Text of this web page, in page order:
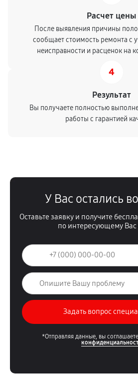
Замена кулера видеокарты
390 от 90
Замена разъема видеокарты
от 70 мин
Замена медных трубок
520 от 40
Расчет цены
После выявления причины
сообщает стоимость ремонта с
неисправности и расценок на
4
Результат
Вы получаете полностью
работы с гарантией
У Вас остались
Оставьте заявку и получите
по интересующему Вас
*Отправляя данные, вы